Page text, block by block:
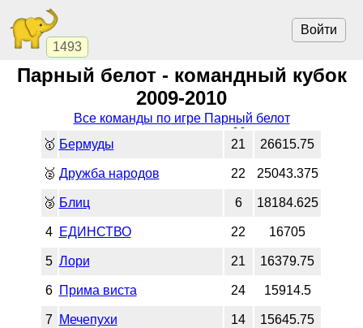
1493
Войти
Парный белот - командный кубок
2009-2010
Все команды по игре Парный белот
🥇 Бермуды 21 26615.75
🥈 Дружба народов 22 25043.375
🥉 Блиц 6 18184.625
4 ЕДИНСТВО 22 16705
5 Лори 21 16379.75
6 Прима виста 24 15914.5
7 Мечепухи 14 15645.75